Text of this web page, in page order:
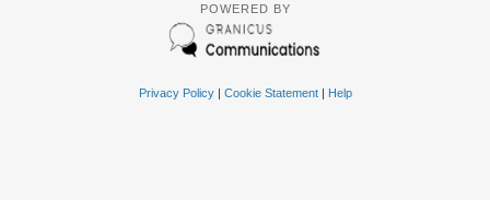
POWERED BY
Privacy Policy| Cookie Statement| Help